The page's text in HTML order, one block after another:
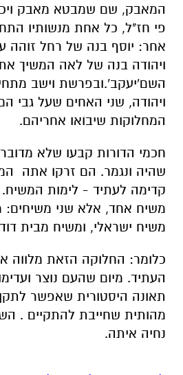
המאבק, שם שמבטא מאבק
פי חז"ל, כל אחת מנשותיו
אחר: יוסף בנה של רחל זוהה
ויהודה בנה של לאה המשיך
השם'יעקב'.ובפרשת וישב
ויהודה, שני האחים שעל גבי
המחלוקות שיבואו אחריהם.
חכמי הדורות קבעו שלא מדובר
שהיה ונגמר. הם זרקו אתה
קדימה לעתיד - לימות המשיח.
משיח אחד, אלא שני משיחים:
משיח ישראלי, ומשיח מבית דוד
כלומר: החלוקה הזאת מלווה
העתיד. מיום שהעם נוצר ועד
תאונה היסטורית שאפשר לתקן
מהותית שחייבת להתקיים .
נחיה איתה.